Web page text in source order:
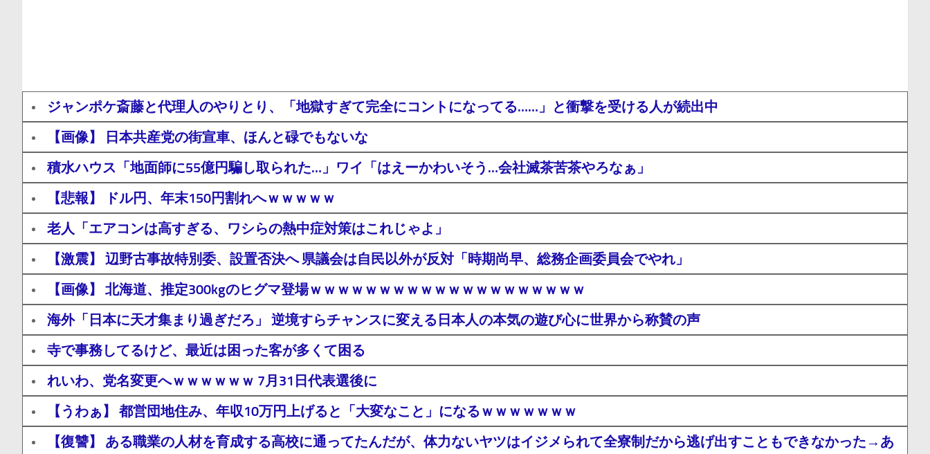
ジャンポケ斎藤と代理人のやりとり、「地獄すぎて完全にコントになってる……」と衝撃を受ける人が続出中
【画像】 日本共産党の街宣車、ほんと碌でもないな
積水ハウス「地面師に55億円騙し取られた…」ワイ「はえーかわいそう…会社滅茶苦茶やろなぁ」
【悲報】 ドル円、年末150円割れへｗｗｗｗｗ
老人「エアコンは高すぎる、ワシらの熱中症対策はこれじゃよ」
【激震】 辺野古事故特別委、設置否決へ 県議会は自民以外が反対「時期尚早、総務企画委員会でやれ」
【画像】 北海道、推定300kgのヒグマ登場ｗｗｗｗｗｗｗｗｗｗｗｗｗｗｗｗｗｗｗｗ
海外「日本に天才集まり過ぎだろ」 逆境すらチャンスに変える日本人の本気の遊び心に世界から称賛の声
寺で事務してるけど、最近は困った客が多くて困る
れいわ、党名変更へｗｗｗｗｗｗ 7月31日代表選後に
【うわぁ】 都営団地住み、年収10万円上げると「大変なこと」になるｗｗｗｗｗｗｗ
【復讐】 ある職業の人材を育成する高校に通ってたんだが、体力ないヤツはイジメられて全寮制だから逃げ出すこともできなかった→あ